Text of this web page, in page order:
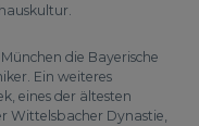
die Bayerische
Ein weiteres
eines der ältesten
Wittelsbacher Dynastie,